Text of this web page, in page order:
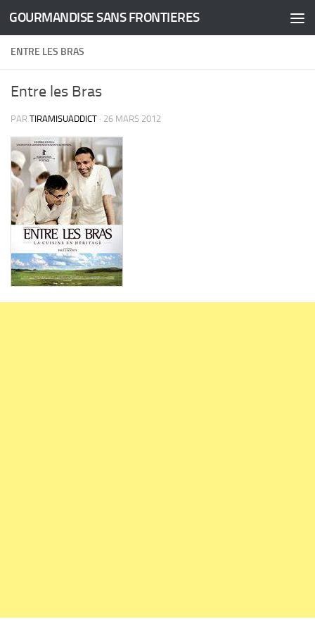
Skip to content
GOURMANDISE SANS FRONTIERES
ENTRE LES BRAS
Entre les Bras
PAR TIRAMISUADDICT · 26 MARS 2012